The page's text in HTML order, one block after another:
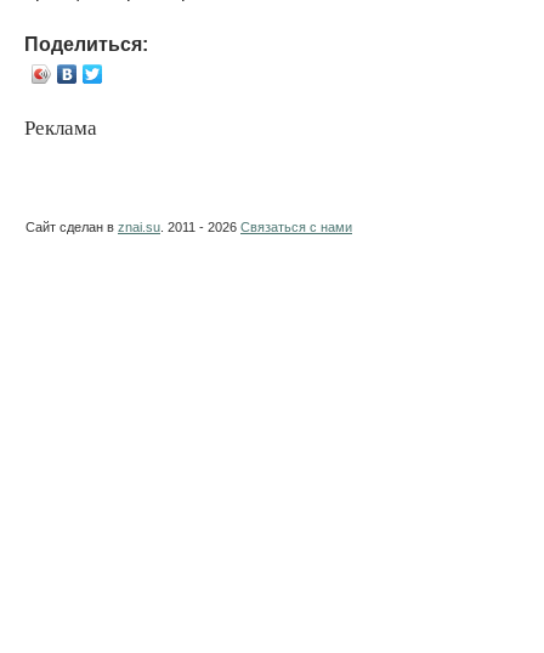
Поделиться:
Реклама
Сайт сделан в znai.su . 2011 - 2026 Связаться с нами